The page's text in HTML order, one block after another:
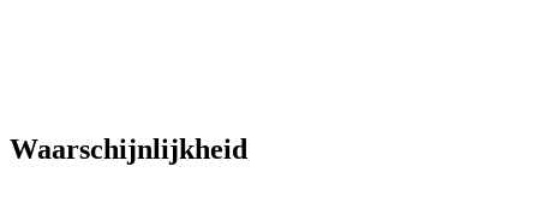
Waarschijnlijkheid